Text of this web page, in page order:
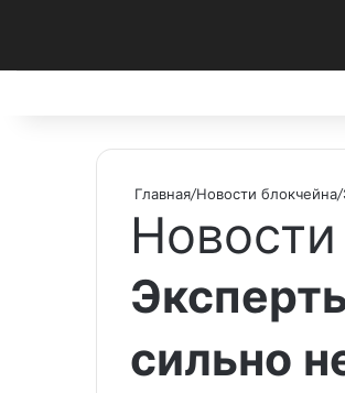
Главная/Новости блокчейна/
сильно